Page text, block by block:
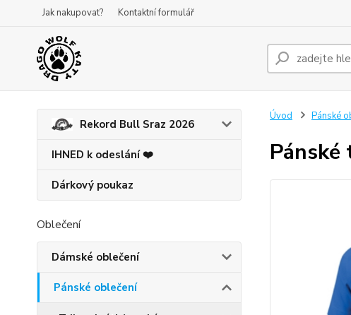
Jak nakupovat? Kontaktní formulář
Rekord Bull Sraz 2026
IHNED k odeslání ❤️
Dárkový poukaz
Oblečení
Dámské oblečení
Pánské oblečení
Úvod Pánské
Pánské